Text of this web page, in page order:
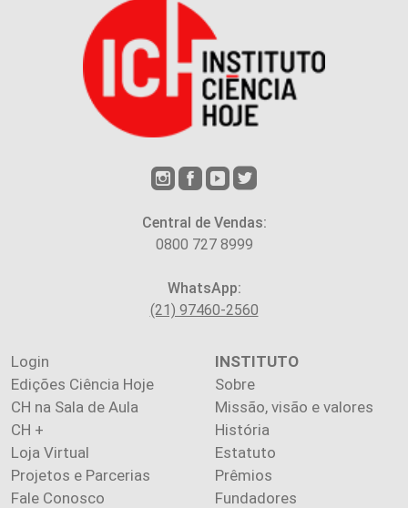
Central de Vendas:
0800 727 8999
WhatsApp:
(21) 97460-2560
Login
Edições Ciência Hoje
CH na Sala de Aula
CH +
Loja Virtual
Projetos e Parcerias
Fale Conosco
INSTITUTO
Sobre
Missão, visão e valores
História
Estatuto
Prêmios
Fundadores